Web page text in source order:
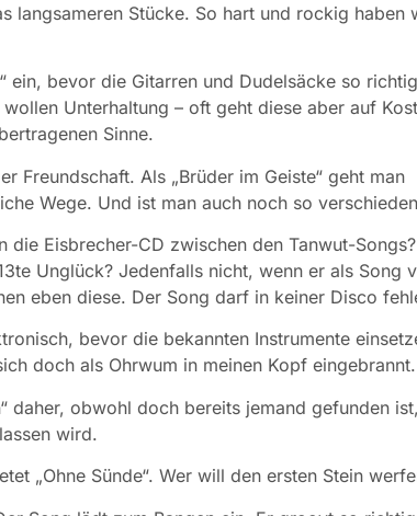
langsameren Stücke. So hart und rockig haben
ein, bevor die Gitarren und Dudelsäcke so richtig
Unterhaltung – oft geht diese aber auf
Sinne.
Freundschaft. Als „Brüder im Geiste“ geht man
Wege. Und ist man auch noch so
Eisbrecher-CD zwischen den Tanwut-
Unglück? Jedenfalls nicht, wenn er als Song
eben diese. Der Song darf in keiner Disco
bevor die bekannten Instrumente
doch als Ohrwum in meinen Kopf eingebrannt.
daher, obwohl doch bereits jemand gefunden
wird.
„Ohne Sünde“. Wer will den ersten Stein